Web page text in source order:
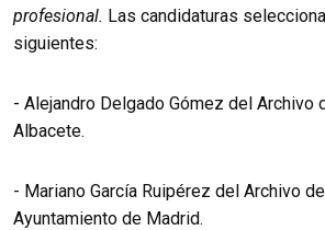
profesional. Las candidaturas
siguientes:
- Alejandro Delgado Gómez del Archivo
Albacete.
- Mariano García Ruipérez del Archivo
Ayuntamiento de Madrid.